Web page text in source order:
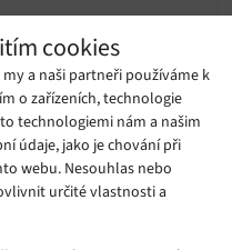
cookies
a naši partneři používáme k
o zařízeních, technologie
technologiemi nám a našim
údaje, jako je chování při
webu. Nesouhlas nebo
určité vlastnosti a
a hybridů,
skútr
se z velké části nesou ve
emisí.